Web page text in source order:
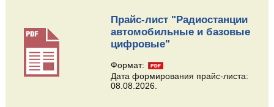
Прайс-лист "Радиостанции
автомобильные и базовые
цифровые"
Формат:
Дата формирования прайс-листа:
08.08.2026.